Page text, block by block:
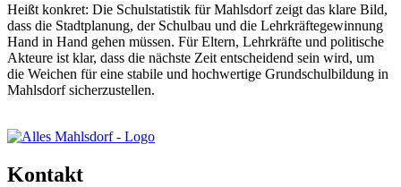
Heißt konkret: Die Schulstatistik für Mahlsdorf zeigt das klare Bild,
dass die Stadtplanung, der Schulbau und die Lehrkräftegewinnung
Hand in Hand gehen müssen. Für Eltern, Lehrkräfte und politische
Akteure ist klar, dass die nächste Zeit entscheidend sein wird, um
die Weichen für eine stabile und hochwertige Grundschulbildung in
Mahlsdorf sicherzustellen.
Kontakt